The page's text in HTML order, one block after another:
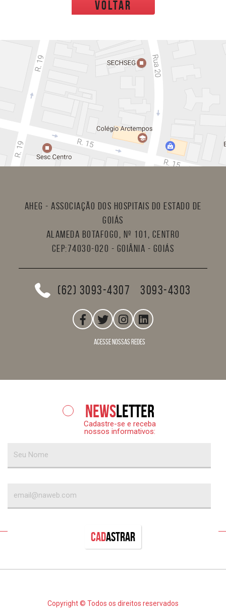
voltar
AHEG - Associação dos Hospitais do Estado de
Goiás
Alameda Botafogo, nº 101, Centro
CEP:74030-020 - Goiânia - Goiás
(62) 3093-4307 3093-4303
acesse nossas redes
Newsletter
Cadastre-se e receba
nossos informativos:
Cadastrar
Copyright © Todos os direitos reservados